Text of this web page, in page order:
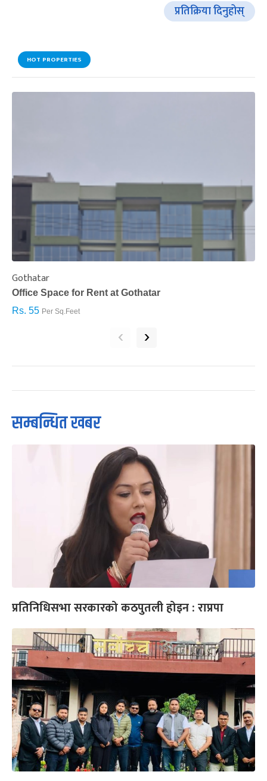
प्रतिक्रिया दिनुहोस्
HOT PROPERTIES
Gothatar
Office Space for Rent at Gothatar
Rs. 55 Per Sq.Feet
‹ ›
सम्बन्धित खबर
प्रतिनिधिसभा सरकारको कठपुतली होइन : राप्रपा